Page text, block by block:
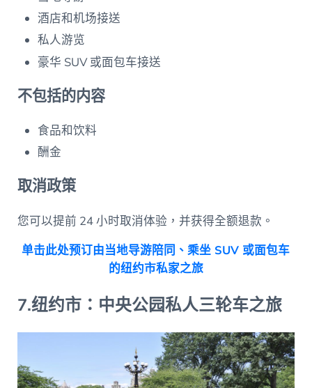
酒店和机场接送
私人游览
豪华 SUV 或面包车接送
不包括的内容
食品和饮料
酬金
取消政策
您可以提前 24 小时取消体验，并获得全额退款。
单击此处预订由当地导游陪同、乘坐 SUV 或面包车
的纽约市私家之旅
7.纽约市：中央公园私人三轮车之旅